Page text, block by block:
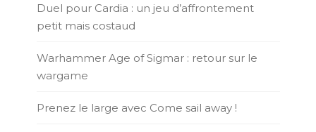
Duel pour Cardia : un jeu d’affrontement
petit mais costaud
Warhammer Age of Sigmar : retour sur le
wargame
Prenez le large avec Come sail away !